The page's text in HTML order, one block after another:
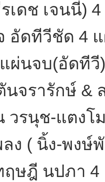
เดช เจนนี่)
อัดทีวีชัด 4
ผ่นจบ(อัดทีวี)
จรารักษ์ &
วรนุช-แตงโ
ลง ( นิ้ง-พง
ฤษฎี นปภา 4